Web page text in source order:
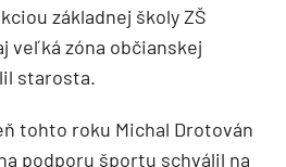
základnej školy ZŠ
veľká zóna občianskej
starosta.
tohto roku Michal Drotován
podporu športu schválil na